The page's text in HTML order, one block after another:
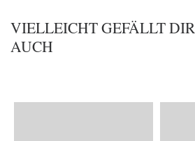
VIELLEICHT GEFÄLLT DIR
AUCH